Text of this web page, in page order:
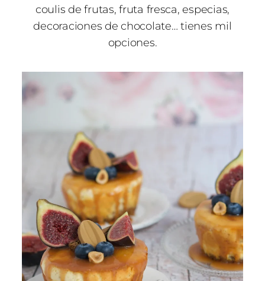
coulis de frutas, fruta fresca, especias,
decoraciones de chocolate… tienes mil
opciones.